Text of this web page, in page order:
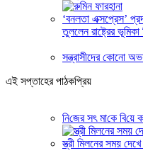
‘বনলতা এক্সপ্রেস’
তুললেন রাষ্ট্রের ভূমিকা
সন্ত্রাসীদের কোনো
এই সপ্তাহের পাঠকপ্রিয়
নি‌জের সৎ মা‌কে বি‌য়ে
স্ত্রী মিলনের সময়